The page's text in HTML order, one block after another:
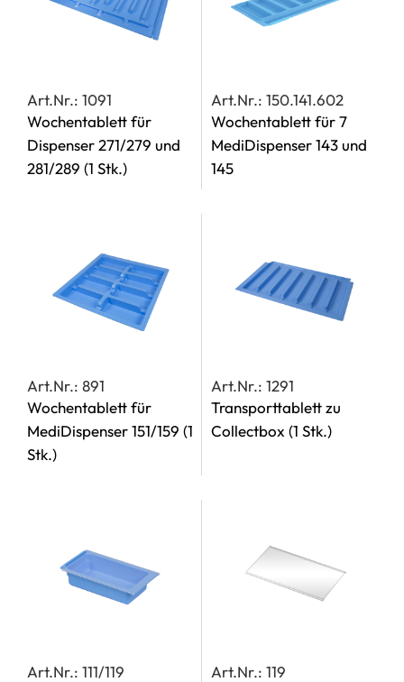
Art.Nr.: 1091
Wochentablett für
Dispenser 271/279 und
281/289 (1 Stk.)
Art.Nr.: 150.141.602
Wochentablett für 7
MediDispenser 143 und
145
Art.Nr.: 891
Wochentablett für
MediDispenser 151/159 (1
Stk.)
Art.Nr.: 1291
Transporttablett zu
Collectbox (1 Stk.)
Art.Nr.: 111/119
Art.Nr.: 119